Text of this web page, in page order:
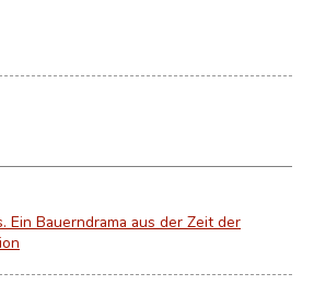
Ein Bauerndrama aus der Zeit der